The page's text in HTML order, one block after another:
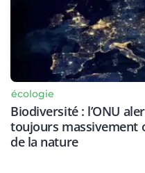
écologie
Biodiversité : l’ONU
toujours massivement
de la nature